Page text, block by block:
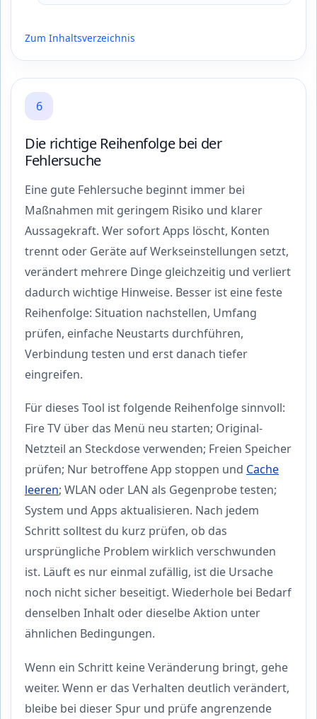
Zum Inhaltsverzeichnis
6
Die richtige Reihenfolge bei der
Fehlersuche
Eine gute Fehlersuche beginnt immer bei
Maßnahmen mit geringem Risiko und klarer
Aussagekraft. Wer sofort Apps löscht, Konten
trennt oder Geräte auf Werkseinstellungen setzt,
verändert mehrere Dinge gleichzeitig und verliert
dadurch wichtige Hinweise. Besser ist eine feste
Reihenfolge: Situation nachstellen, Umfang
prüfen, einfache Neustarts durchführen,
Verbindung testen und erst danach tiefer
eingreifen.
Für dieses Tool ist folgende Reihenfolge sinnvoll:
Fire TV über das Menü neu starten; Original-
Netzteil an Steckdose verwenden; Freien Speicher
prüfen; Nur betroffene App stoppen und Cache
leeren; WLAN oder LAN als Gegenprobe testen;
System und Apps aktualisieren. Nach jedem
Schritt solltest du kurz prüfen, ob das
ursprüngliche Problem wirklich verschwunden
ist. Läuft es nur einmal zufällig, ist die Ursache
noch nicht sicher beseitigt. Wiederhole bei Bedarf
denselben Inhalt oder dieselbe Aktion unter
ähnlichen Bedingungen.
Wenn ein Schritt keine Veränderung bringt, gehe
weiter. Wenn er das Verhalten deutlich verändert,
bleibe bei dieser Spur und prüfe angrenzende